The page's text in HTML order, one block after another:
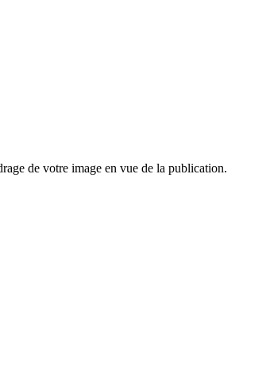
de votre image en vue de la publication.